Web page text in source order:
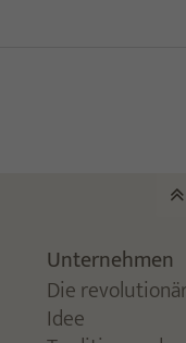
Unternehmen
Die
Idee